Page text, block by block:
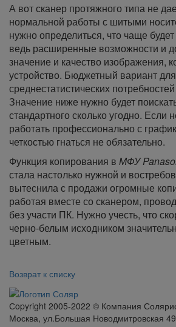
А вот сканер протяжного типа не
нормальной работы с шитыми
нужно определиться, что чаще
ведь расширенные возможности и
значение и качество изображения,
устройство. Бюджетный вариант для
среднестатистических
Значение ниже нужно будет
стандартного сколько угодно. Если
работать профессионально с
четкостью гнаться не обязательно.
Функция копирования в МФУ
стала настолько нужной и
вытеснила с продажи огромные
работая вместе со сканером,
без участи ПК. Нужно учесть, что
черно-белым исходником
цветным.
Возврат к списку
Сopyright 2005-2022 © Компания
Москва, ул.Большая Новодмитровская 49